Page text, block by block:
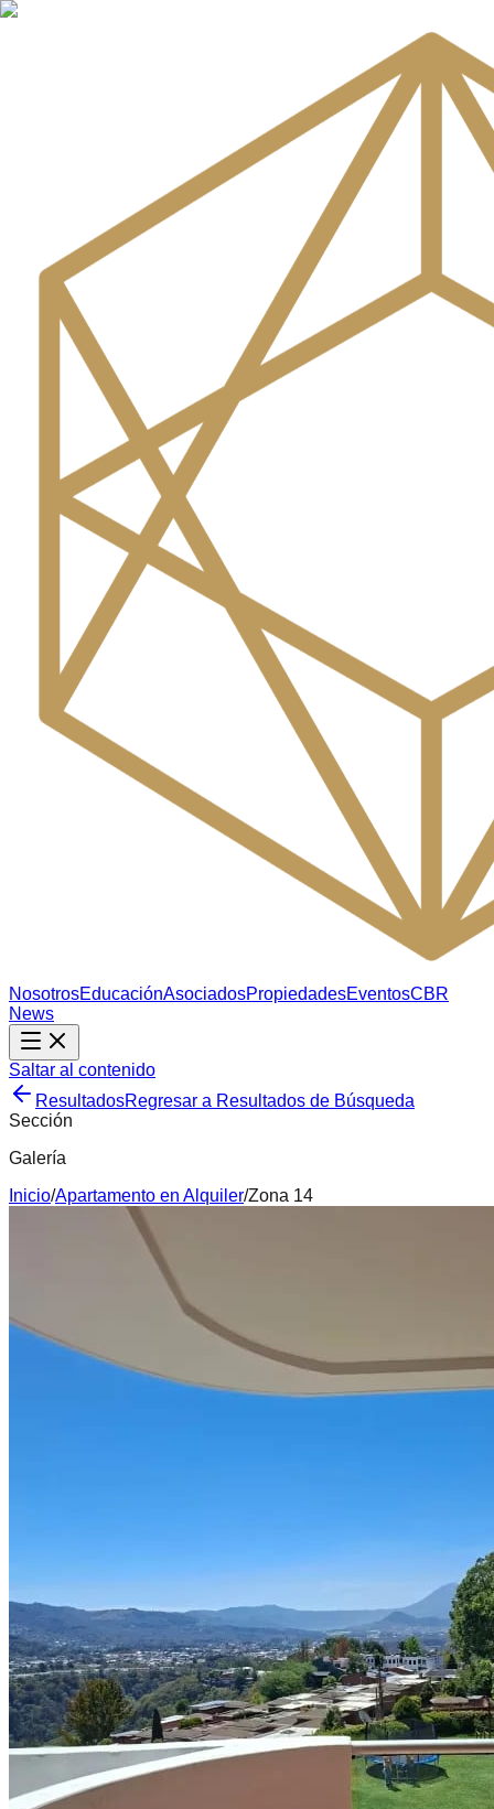
NosotrosEducaciónAsociadosPropiedadesEventosCBR
News
Saltar al contenido
ResultadosRegresar a Resultados de Búsqueda
Sección
Galería
Inicio/Apartamento en Alquiler/Zona 14